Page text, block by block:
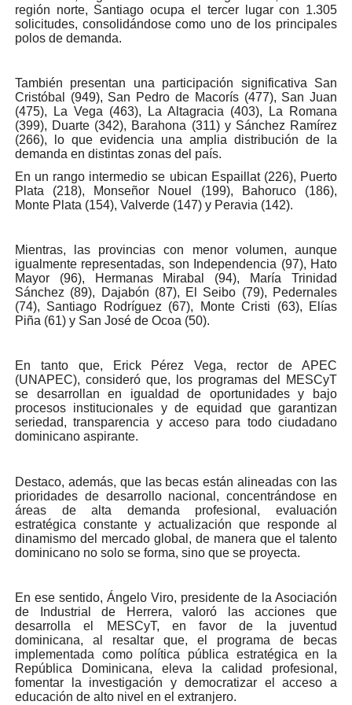
región norte, Santiago ocupa el tercer lugar con 1.305
solicitudes, consolidándose como uno de los principales
polos de demanda.
También presentan una participación significativa San
Cristóbal (949), San Pedro de Macorís (477), San Juan
(475), La Vega (463), La Altagracia (403), La Romana
(399), Duarte (342), Barahona (311) y Sánchez Ramírez
(266), lo que evidencia una amplia distribución de la
demanda en distintas zonas del país.
En un rango intermedio se ubican Espaillat (226), Puerto
Plata (218), Monseñor Nouel (199), Bahoruco (186),
Monte Plata (154), Valverde (147) y Peravia (142).
Mientras, las provincias con menor volumen, aunque
igualmente representadas, son Independencia (97), Hato
Mayor (96), Hermanas Mirabal (94), María Trinidad
Sánchez (89), Dajabón (87), El Seibo (79), Pedernales
(74), Santiago Rodríguez (67), Monte Cristi (63), Elías
Piña (61) y San José de Ocoa (50).
En tanto que, Erick Pérez Vega, rector de APEC
(UNAPEC), consideró que, los programas del MESCyT
se desarrollan en igualdad de oportunidades y bajo
procesos institucionales y de equidad que garantizan
seriedad, transparencia y acceso para todo ciudadano
dominicano aspirante.
Destaco, además, que las becas están alineadas con las
prioridades de desarrollo nacional, concentrándose en
áreas de alta demanda profesional, evaluación
estratégica constante y actualización que responde al
dinamismo del mercado global, de manera que el talento
dominicano no solo se forma, sino que se proyecta.
En ese sentido, Ángelo Viro, presidente de la Asociación
de Industrial de Herrera, valoró las acciones que
desarrolla el MESCyT, en favor de la juventud
dominicana, al resaltar que, el programa de becas
implementada como política pública estratégica en la
República Dominicana, eleva la calidad profesional,
fomentar la investigación y democratizar el acceso a
educación de alto nivel en el extranjero.